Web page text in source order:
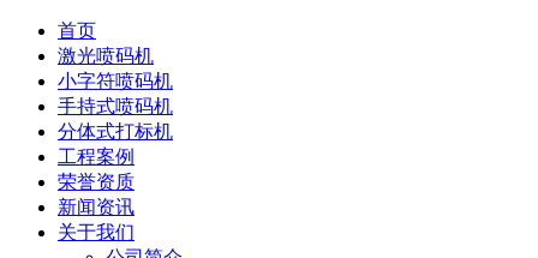
首页
激光喷码机
小字符喷码机
手持式喷码机
分体式打标机
工程案例
荣誉资质
新闻资讯
关于我们